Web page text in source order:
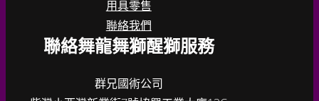
用具零售
聯絡我們
聯絡舞龍舞獅醒獅服務
群兄國術公司